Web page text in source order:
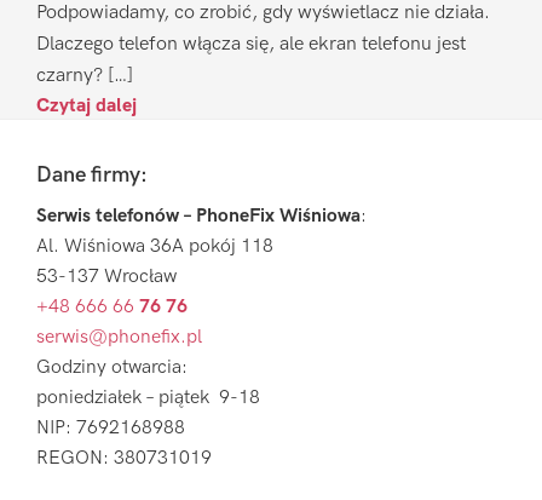
Podpowiadamy, co zrobić, gdy wyświetlacz nie działa.
Dlaczego telefon włącza się, ale ekran telefonu jest
czarny? […]
Czytaj dalej
FooterDane firmy:
Serwis telefonów – PhoneFix Wiśniowa:
Al. Wiśniowa 36A pokój 118
53-137 Wrocław
+48 666 66 76 76
serwis@phonefix.pl
Godziny otwarcia:
poniedziałek – piątek 9-18
NIP: 7692168988
REGON: 380731019